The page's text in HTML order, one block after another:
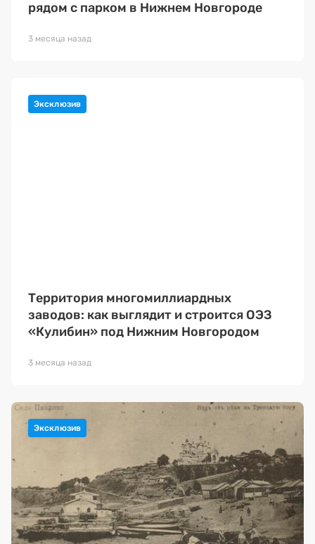
рядом с парком в Нижнем Новгороде
3 месяца назад
Территория многомиллиардных
заводов: как выглядит и строится ОЭЗ
«Кулибин» под Нижним Новгородом
3 месяца назад